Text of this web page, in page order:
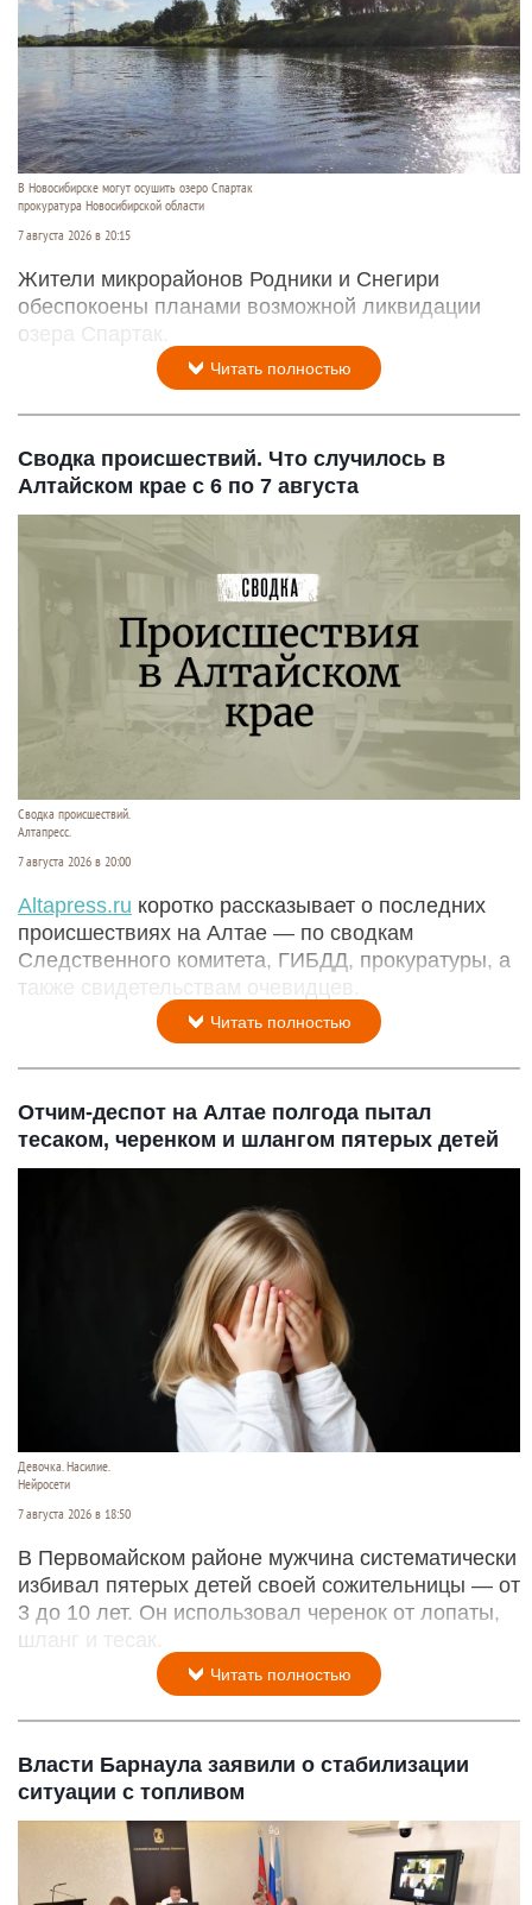
В Новосибирске могут осушить озеро Спартак
прокуратура Новосибирской области
7 августа 2026 в 20:15
Жители микрорайонов Родники и Снегири
обеспокоены планами возможной ликвидации
озера Спартак.
Читать полностью
Сводка происшествий. Что случилось в
Алтайском крае с 6 по 7 августа
Сводка происшествий.
Алтапресс.
7 августа 2026 в 20:00
Аltapress.ru коротко рассказывает о последних
происшествиях на Алтае — по сводкам
Следственного комитета, ГИБДД, прокуратуры, а
также свидетельствам очевидцев.
Читать полностью
Отчим-деспот на Алтае полгода пытал
тесаком, черенком и шлангом пятерых детей
Девочка. Насилие.
Нейросети
7 августа 2026 в 18:50
В Первомайском районе мужчина систематически
избивал пятерых детей своей сожительницы — от
3 до 10 лет. Он использовал черенок от лопаты,
шланг и тесак.
Читать полностью
Власти Барнаула заявили о стабилизации
ситуации с топливом